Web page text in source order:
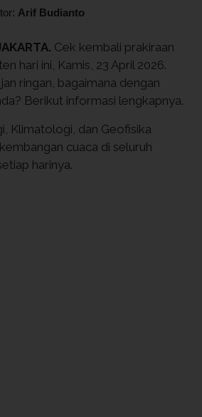
Arif Budianto
Cek kembali prakiraan
hari ini, Kamis, 23 April 2026.
ringan, bagaimana dengan
Berikut informasi lengkapnya.
Klimatologi, dan Geofisika
cuaca di seluruh
harinya.